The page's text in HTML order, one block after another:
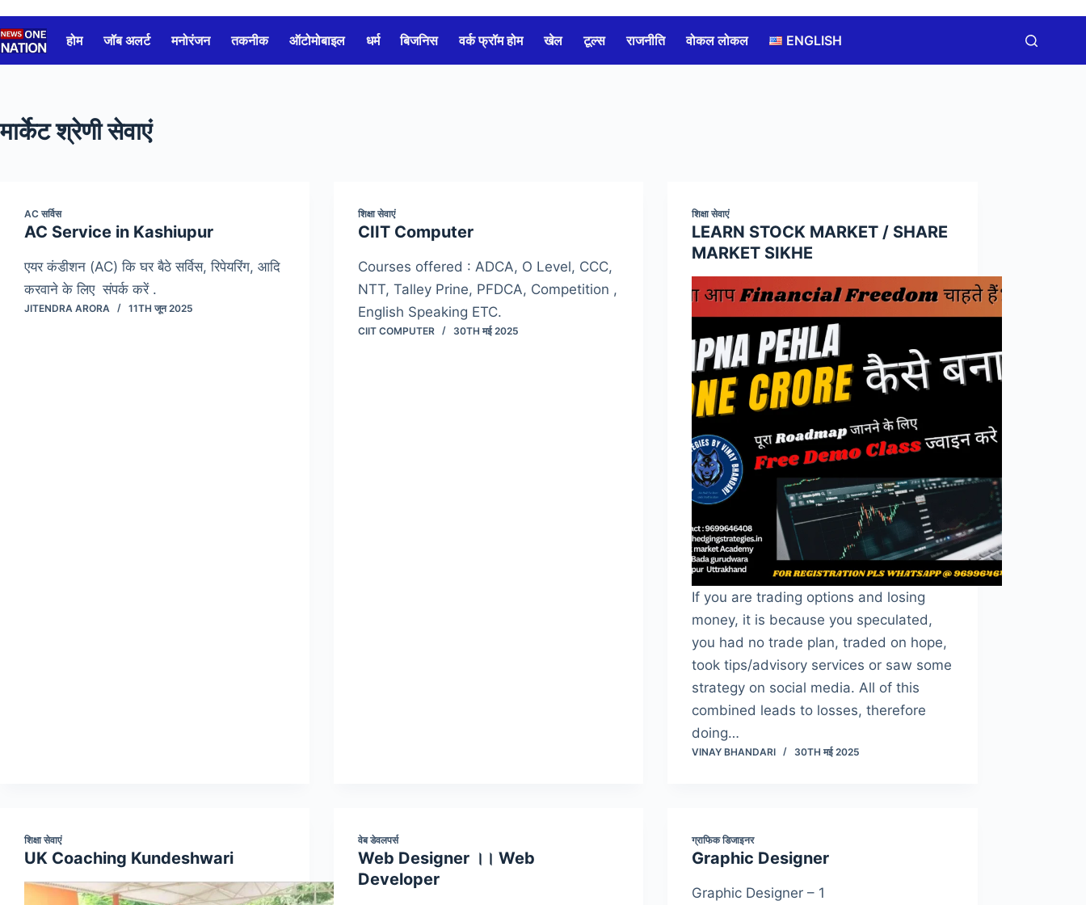
to
content
होम जॉब अलर्ट मनोरंजन तकनीक ऑटोमोबाइल धर्म बिजनिस वर्क फ्रॉम होम खेल टूल्स राजनीति वोकल लोकल ENGLISH
मार्केट श्रेणीसेवाएं
AC सर्विस
AC Service in Kashiupur
एयर कंडीशन (AC) कि घर बैठे सर्विस, रिपेयरिंग, आदि
करवाने के लिए संपर्क करें .
JITENDRA ARORA 11TH जून 2025
शिक्षा सेवाएं
CIIT Computer
Courses offered : ADCA, O Level, CCC,
NTT, Talley Prine, PFDCA, Competition ,
English Speaking ETC.
CIIT COMPUTER 30TH मई 2025
शिक्षा सेवाएं
LEARN STOCK MARKET / SHARE
MARKET SIKHE
If you are trading options and losing
money, it is because you speculated,
you had no trade plan, traded on hope,
took tips/advisory services or saw some
strategy on social media. All of this
combined leads to losses, therefore
doing…
VINAY BHANDARI 30TH मई 2025
शिक्षा सेवाएं
UK Coaching Kundeshwari
वेब डेवलपर्स
Web Designer ।। Web
Developer
ग्राफिक डिजाइनर
Graphic Designer
Graphic Designer – 1